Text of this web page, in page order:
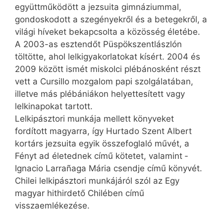
együttműködött a jezsuita gimnáziummal,
gondoskodott a szegényekről és a betegekről, a
világi híveket bekapcsolta a közösség életébe.
A 2003-as esztendőt Püspökszentlászlón
töltötte, ahol lelkigyakorlatokat kísért. 2004 és
2009 között ismét miskolci plébánosként részt
vett a Cursillo mozgalom papi szolgálatában,
illetve más plébániákon helyettesített vagy
lelkinapokat tartott.
Lelkipásztori munkája mellett könyveket
fordított magyarra, így Hurtado Szent Albert
kortárs jezsuita egyik összefoglaló művét, a
Fényt ad életednek című kötetet, valamint ­
Ignacio Larrañaga Mária csendje című könyvét.
Chilei lelkipásztori munkájáról szól az Egy
magyar hithirdető Chilében című
visszaemlékezése.